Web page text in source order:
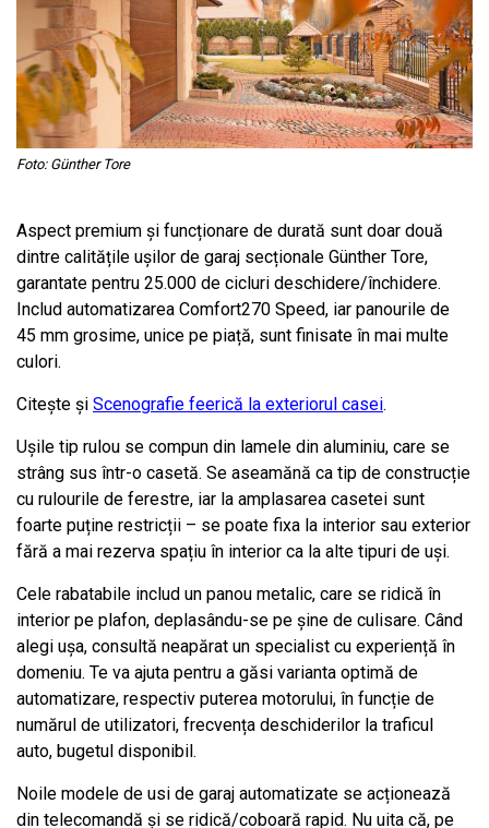
Foto: Günther Tore
Aspect premium și funcționare de durată sunt doar două
dintre calitățile ușilor de garaj secționale Günther Tore,
garantate pentru 25.000 de cicluri deschidere/închidere.
Includ automatizarea Comfort270 Speed, iar panourile de
45 mm grosime, unice pe piață, sunt finisate în mai multe
culori.
Citește și Scenografie feerică la exteriorul casei.
Ușile tip rulou se compun din lamele din aluminiu, care se
strâng sus într-o casetă. Se aseamănă ca tip de construcție
cu rulourile de ferestre, iar la amplasarea casetei sunt
foarte puține restricții – se poate fixa la interior sau exterior
fără a mai rezerva spațiu în interior ca la alte tipuri de uși.
Cele rabatabile includ un panou metalic, care se ridică în
interior pe plafon, deplasându-se pe șine de culisare. Când
alegi ușa, consultă neapărat un specialist cu experiență în
domeniu. Te va ajuta pentru a găsi varianta optimă de
automatizare, respectiv puterea motorului, în funcție de
numărul de utilizatori, frecvența deschiderilor la traficul
auto, bugetul disponibil.
Noile modele de usi de garaj automatizate se acționează
din telecomandă și se ridică/coboară rapid. Nu uita că, pe